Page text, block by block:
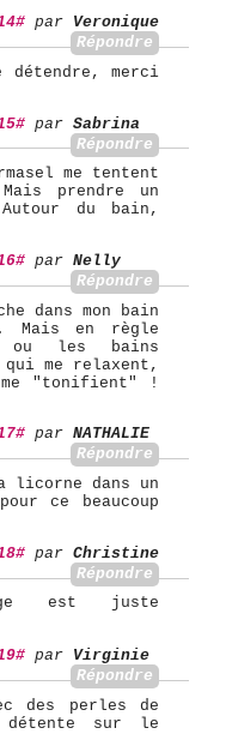
par Veronique
Répondre
détendre, merci
par Sabrina
Répondre
me tentent
prendre un
du bain,
par Nelly
Répondre
dans mon bain
Mais en règle
ou les bains
qui me relaxent,
"tonifient" !
par NATHALIE
Répondre
licorne dans un
ce beaucoup
par Christine
Répondre
est juste
par Virginie
Répondre
des perles de
détente sur le